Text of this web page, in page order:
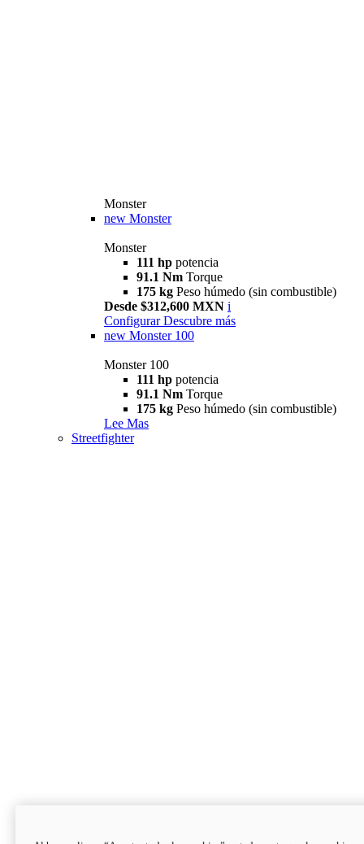
Monster
new Monster
Monster
111 hp potencia
91.1 Nm Torque
175 kg Peso húmedo (sin combustible)
Desde $312,600 MXN i
Configurar Descubre más
new Monster 100
Monster 100
111 hp potencia
91.1 Nm Torque
175 kg Peso húmedo (sin combustible)
Lee Mas
Streetfighter